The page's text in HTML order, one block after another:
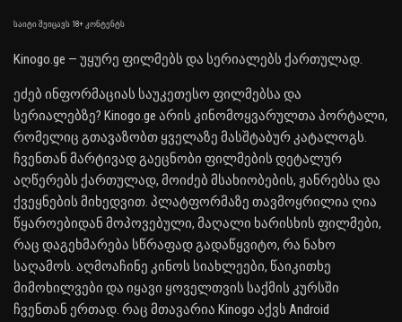
საიტი შეიცავს 18+ კონტენტს
Kinogo.ge — უყურე ფილმებს და სერიალებს ქართულად.
ეძებ ინფორმაციას საუკეთესო ფილმებსა და
სერიალებზე? Kinogo.ge არის კინომოყვარულთა პორტალი,
რომელიც გთავაზობთ ყველაზე მასშტაბურ კატალოგს.
ჩვენთან მარტივად გაეცნობი ფილმების დეტალურ
აღწერებს ქართულად, მოიძებ მსახიობების, ჟანრებსა და
ქვეყნების მიხედვით. პლატფორმაზე თავმოყრილია ღია
წყაროებიდან მოპოვებული, მაღალი ხარისხის ფილმები,
რაც დაგეხმარება სწრაფად გადაწყვიტო, რა ნახო
საღამოს. აღმოაჩინე კინოს სიახლეები, წაიკითხე
მიმოხილვები და იყავი ყოველთვის საქმის კურსში
ჩვენთან ერთად. რაც მთავარია Kinogo აქვს Android